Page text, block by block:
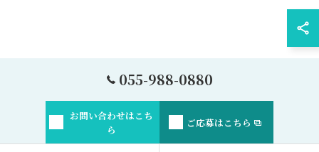
055-988-0880
お問い合わせはこち
ら
ご応募はこちら